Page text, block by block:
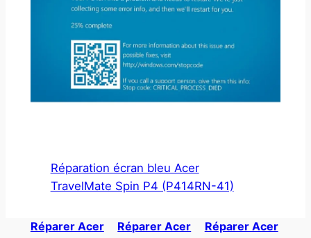
Réparation écran bleu Acer
TravelMate Spin P4 (P414RN-41)
Réparer Acer
Réparer Acer
Réparer Acer